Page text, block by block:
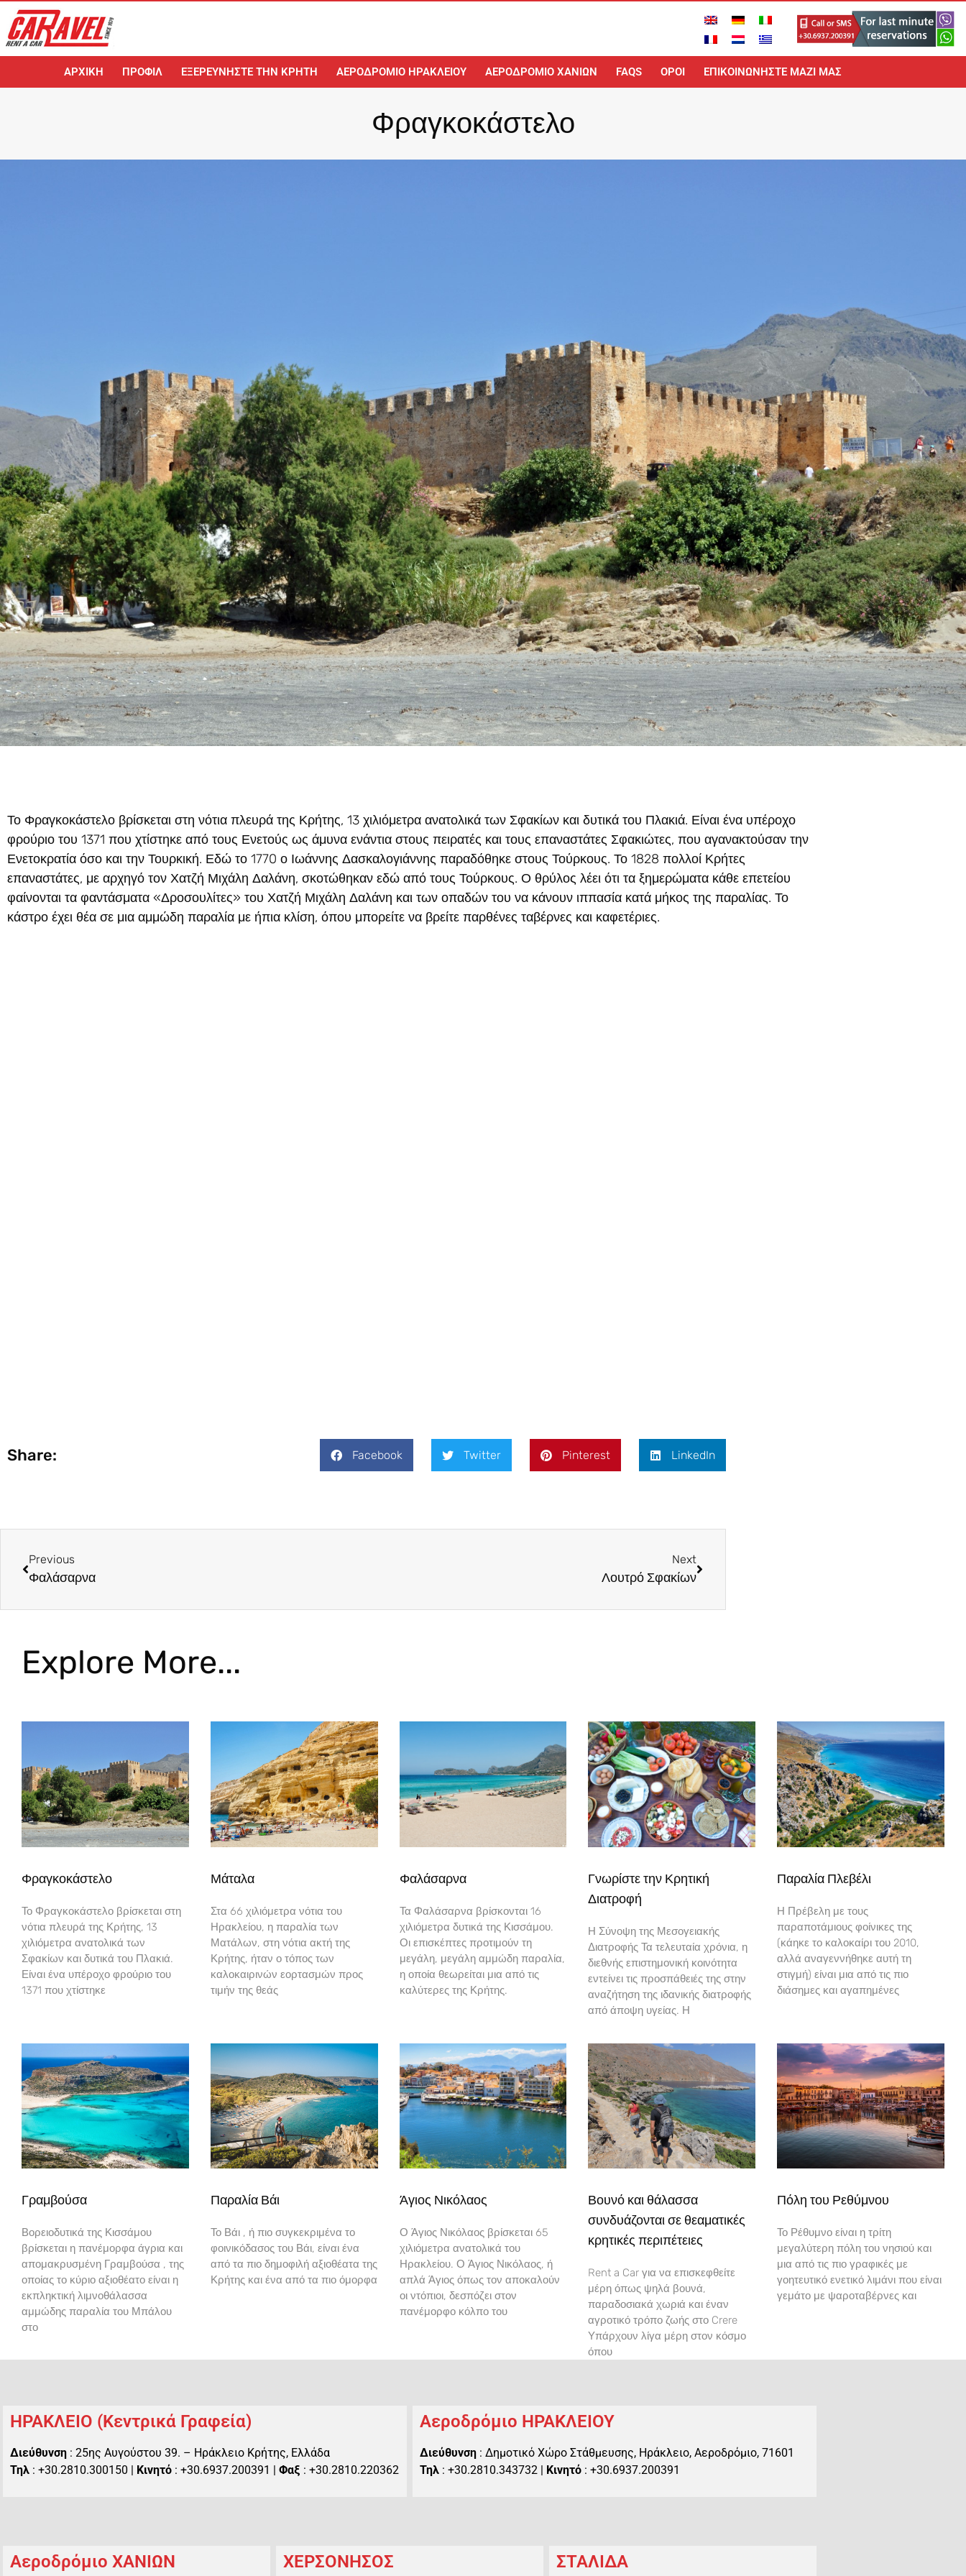
ΑΡΧΙΚΉ ΠΡΟΦΊΛ ΕΞΕΡΕΥΝΉΣΤΕ ΤΗΝ ΚΡΉΤΗ ΑΕΡΟΔΡΌΜΙΟ ΗΡΑΚΛΕΊΟΥ ΑΕΡΟΔΡΌΜΙΟ ΧΑΝΊΩΝ FAQS ΟΡΟΙ ΕΠΙΚΟΙΝΩΝΉΣΤΕ ΜΑΖΊ ΜΑΣ
Φραγκοκάστελο
Το Φραγκοκάστελο βρίσκεται στη νότια πλευρά της Κρήτης, 13 χιλιόμετρα ανατολικά των Σφακίων και δυτικά του Πλακιά. Είναι ένα υπέροχο
φρούριο του 1371 που χτίστηκε από τους Ενετούς ως άμυνα ενάντια στους πειρατές και τους επαναστάτες Σφακιώτες, που αγανακτούσαν την
Ενετοκρατία όσο και την Τουρκική. Εδώ το 1770 ο Ιωάννης Δασκαλογιάννης παραδόθηκε στους Τούρκους. Το 1828 πολλοί Κρήτες
επαναστάτες, με αρχηγό τον Χατζή Μιχάλη Δαλάνη, σκοτώθηκαν εδώ από τους Τούρκους. Ο θρύλος λέει ότι τα ξημερώματα κάθε επετείου
φαίνονται τα φαντάσματα «Δροσουλίτες» του Χατζή Μιχάλη Δαλάνη και των οπαδών του να κάνουν ιππασία κατά μήκος της παραλίας. Το
κάστρο έχει θέα σε μια αμμώδη παραλία με ήπια κλίση, όπου μπορείτε να βρείτε παρθένες ταβέρνες και καφετέριες.
Share: Facebook Twitter Pinterest LinkedIn
Previous
Φαλάσαρνα
Next
Λουτρό Σφακίων
Explore More...
Φραγκοκάστελο
Το Φραγκοκάστελο βρίσκεται στη
νότια πλευρά της Κρήτης, 13
χιλιόμετρα ανατολικά των
Σφακίων και δυτικά του Πλακιά.
Είναι ένα υπέροχο φρούριο του
1371 που χτίστηκε
Μάταλα
Στα 66 χιλιόμετρα νότια του
Ηρακλείου, η παραλία των
Ματάλων, στη νότια ακτή της
Κρήτης, ήταν ο τόπος των
καλοκαιρινών εορτασμών προς
τιμήν της θεάς
Φαλάσαρνα
Τα Φαλάσαρνα βρίσκονται 16
χιλιόμετρα δυτικά της Κισσάμου.
Οι επισκέπτες προτιμούν τη
μεγάλη, μεγάλη αμμώδη παραλία,
η οποία θεωρείται μια από τις
καλύτερες της Κρήτης.
Γνωρίστε την Κρητική
Διατροφή
Η Σύνοψη της Μεσογειακής
Διατροφής Τα τελευταία χρόνια, η
διεθνής επιστημονική κοινότητα
εντείνει τις προσπάθειές της στην
αναζήτηση της ιδανικής διατροφής
από άποψη υγείας. Η
Παραλία Πλεβέλι
Η Πρέβελη με τους
παραποτάμιους φοίνικες της
(κάηκε το καλοκαίρι του 2010,
αλλά αναγεννήθηκε αυτή τη
στιγμή) είναι μια από τις πιο
διάσημες και αγαπημένες
Γραμβούσα
Βορειοδυτικά της Κισσάμου
βρίσκεται η πανέμορφα άγρια και
απομακρυσμένη Γραμβούσα , της
οποίας το κύριο αξιοθέατο είναι η
εκπληκτική λιμνοθάλασσα
αμμώδης παραλία του Μπάλου
στο
Παραλία Βάι
Το Βάι , ή πιο συγκεκριμένα το
φοινικόδασος του Βάι, είναι ένα
από τα πιο δημοφιλή αξιοθέατα της
Κρήτης και ένα από τα πιο όμορφα
Άγιος Νικόλαος
Ο Άγιος Νικόλαος βρίσκεται 65
χιλιόμετρα ανατολικά του
Ηρακλείου. Ο Άγιος Νικόλαος, ή
απλά Άγιος όπως τον αποκαλούν
οι ντόπιοι, δεσπόζει στον
πανέμορφο κόλπο του
Βουνό και θάλασσα
συνδυάζονται σε θεαματικές
κρητικές περιπέτειες
Rent a Car για να επισκεφθείτε
μέρη όπως ψηλά βουνά,
παραδοσιακά χωριά και έναν
αγροτικό τρόπο ζωής στο Crere
Υπάρχουν λίγα μέρη στον κόσμο
όπου
Πόλη του Ρεθύμνου
Το Ρέθυμνο είναι η τρίτη
μεγαλύτερη πόλη του νησιού και
μια από τις πιο γραφικές με
γοητευτικό ενετικό λιμάνι που είναι
γεμάτο με ψαροταβέρνες και
ΗΡΑΚΛΕΙΟ (Κεντρικά Γραφεία)
Διεύθυνση : 25ης Αυγούστου 39. – Ηράκλειο Κρήτης, Ελλάδα
Τηλ : +30.2810.300150 | Κινητό : +30.6937.200391 | Φαξ : +30.2810.220362
Αεροδρόμιο ΗΡΑΚΛΕΙΟΥ
Διεύθυνση : Δημοτικό Χώρο Στάθμευσης, Ηράκλειο, Αεροδρόμιο, 71601
Τηλ : +30.2810.343732 | Κινητό : +30.6937.200391
Αεροδρόμιο ΧΑΝΙΩΝ ΧΕΡΣΟΝΗΣΟΣ ΣΤΑΛΙΔΑ